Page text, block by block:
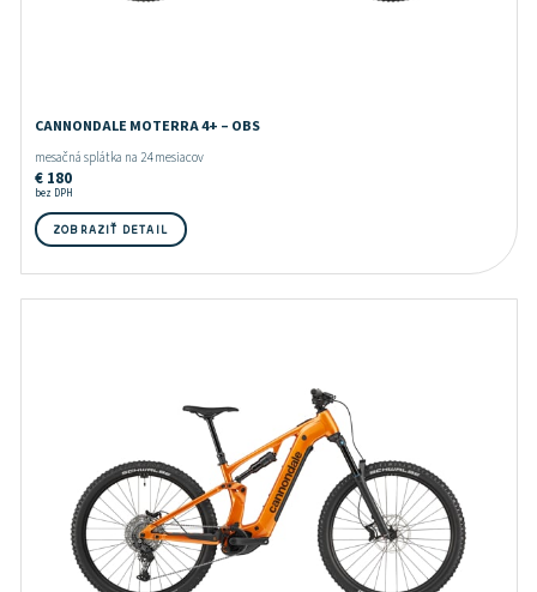
CANNONDALE MOTERRA 4+ – OBS
mesačná splátka na 24 mesiacov
€180
bez DPH
ZOBRAZIŤ DETAIL